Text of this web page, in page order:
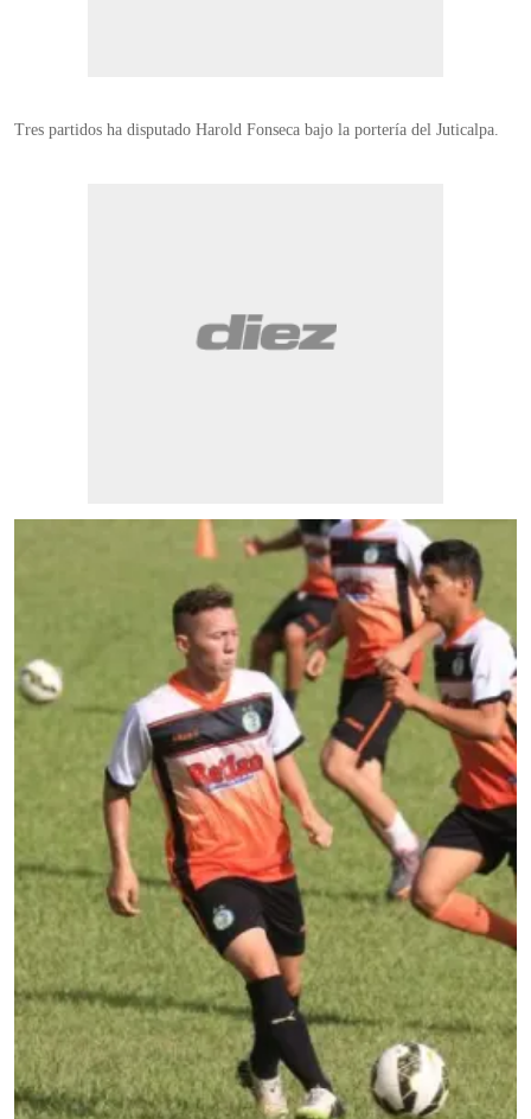
Tres partidos ha disputado Harold Fonseca bajo la portería del Juticalpa.